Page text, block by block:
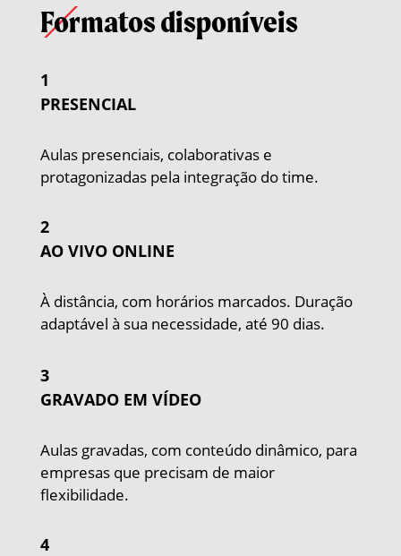
Formatos disponíveis
1
PRESENCIAL
Aulas presenciais, colaborativas e
protagonizadas pela integração do time.
2
AO VIVO ONLINE
À distância, com horários marcados. Duração
adaptável à sua necessidade, até 90 dias.
3
GRAVADO EM VÍDEO
Aulas gravadas, com conteúdo dinâmico, para
empresas que precisam de maior
flexibilidade.
4